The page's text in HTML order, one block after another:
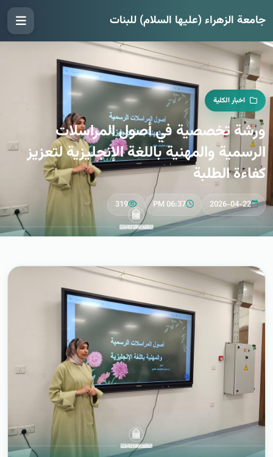
جامعة الزهراء (عليها السلام) للبنات
اخبار الكلية
ورشة تخصصية في أصول المراسلات
الرسمية والمهنية باللغة الإنجليزية لتعزيز
كفاءة الطلبة
2026-04-22
06:37 PM
319